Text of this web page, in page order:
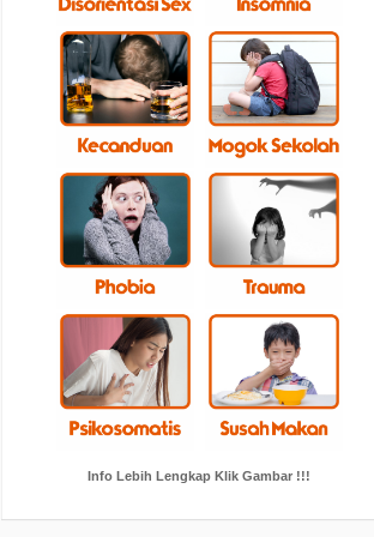
Info Lebih Lengkap Klik Gambar !!!